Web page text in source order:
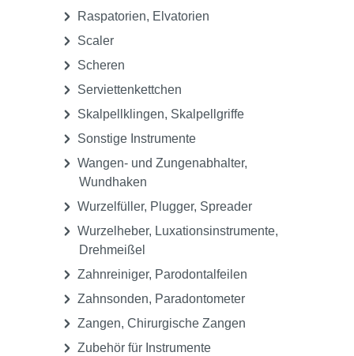
Raspatorien, Elvatorien
Scaler
Scheren
Serviettenkettchen
Skalpellklingen, Skalpellgriffe
Sonstige Instrumente
Wangen- und Zungenabhalter,
Wundhaken
Wurzelfüller, Plugger, Spreader
Wurzelheber, Luxationsinstrumente,
Drehmeißel
Zahnreiniger, Parodontalfeilen
Zahnsonden, Paradontometer
Zangen, Chirurgische Zangen
Zubehör für Instrumente